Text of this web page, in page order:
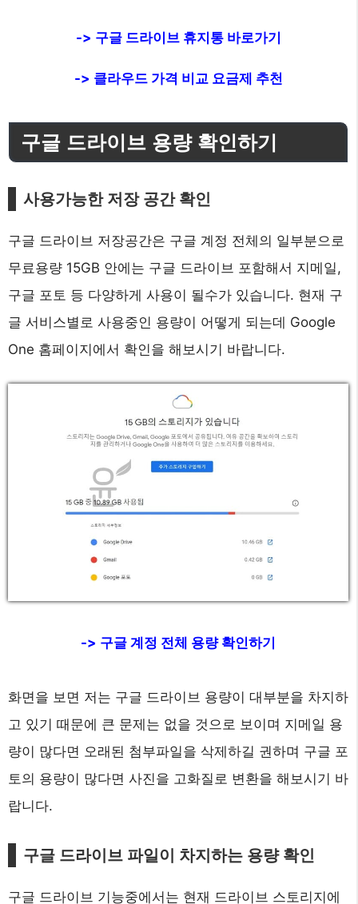
-> 구글 드라이브 휴지통 바로가기
-> 클라우드 가격 비교 요금제 추천
구글 드라이브 용량 확인하기
사용가능한 저장 공간 확인
구글 드라이브 저장공간은 구글 계정 전체의 일부분으로
무료용량 15GB 안에는 구글 드라이브 포함해서 지메일,
구글 포토 등 다양하게 사용이 될수가 있습니다. 현재 구
글 서비스별로 사용중인 용량이 어떻게 되는데 Google
One 홈페이지에서 확인을 해보시기 바랍니다.
-> 구글 계정 전체 용량 확인하기
화면을 보면 저는 구글 드라이브 용량이 대부분을 차지하
고 있기 때문에 큰 문제는 없을 것으로 보이며 지메일 용
량이 많다면 오래된 첨부파일을 삭제하길 권하며 구글 포
토의 용량이 많다면 사진을 고화질로 변환을 해보시기 바
랍니다.
구글 드라이브 파일이 차지하는 용량 확인
구글 드라이브 기능중에서는 현재 드라이브 스토리지에